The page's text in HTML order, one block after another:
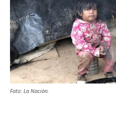
Foto: La Nación.